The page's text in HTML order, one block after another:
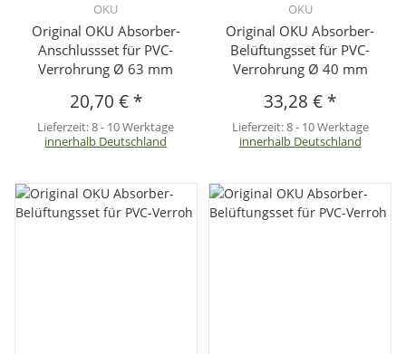
OKU
Original OKU Absorber-
Anschlussset für PVC-
Verrohrung Ø 63 mm
20,70 € *
Lieferzeit:8 - 10 Werktage
innerhalb Deutschland
OKU
Original OKU Absorber-
Belüftungsset für PVC-
Verrohrung Ø 40 mm
33,28 € *
Lieferzeit:8 - 10 Werktage
innerhalb Deutschland